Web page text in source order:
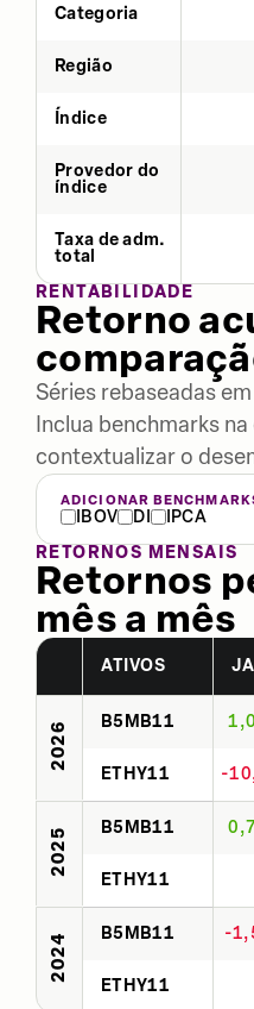
Categoria
Região
Índice
Provedor do
índice
Taxa de adm.
total
RENTABILIDADE
Retorno
Séries rebaseadas
Inclua benchmarks
contextualizar o
ADICIONAR
IBOV
DI
IPCA
RETORNOS MENSAIS
Retornos
mês a mês
ATIVOS
2026 B5MB11
ETHY11 -
2025 B5MB11
ETHY11
2024 B5MB11 -
ETHY11